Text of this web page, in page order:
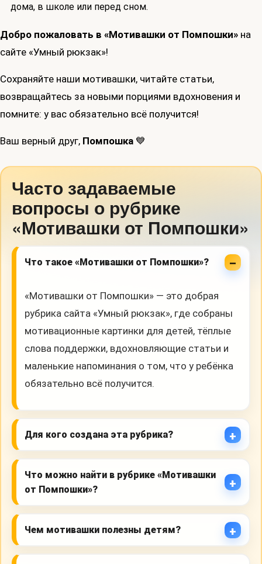
дома, в школе или перед сном.
Добро пожаловать в «Мотивашки от Помпошки» на
сайте «Умный рюкзак»!
Сохраняйте наши мотивашки, читайте статьи,
возвращайтесь за новыми порциями вдохновения и
помните: у вас обязательно всё получится!
Ваш верный друг, Помпошка 💙
Часто задаваемые
вопросы о рубрике
«Мотивашки от Помпошки»
Что такое «Мотивашки от Помпошки»?
«Мотивашки от Помпошки» — это добрая
рубрика сайта «Умный рюкзак», где собраны
мотивационные картинки для детей, тёплые
слова поддержки, вдохновляющие статьи и
маленькие напоминания о том, что у ребёнка
обязательно всё получится.
Для кого создана эта рубрика?
Что можно найти в рубрике «Мотивашки
от Помпошки»?
Чем мотивашки полезны детям?